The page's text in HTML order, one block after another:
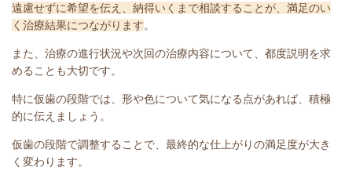
遠慮せずに希望を伝え、納得いくまで相談することが、満足のい
く治療結果につながります。
また、治療の進行状況や次回の治療内容について、都度説明を求
めることも大切です。
特に仮歯の段階では、形や色について気になる点があれば、積極
的に伝えましょう。
仮歯の段階で調整することで、最終的な仕上がりの満足度が大き
く変わります。